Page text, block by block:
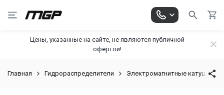
Цены, указанные на сайте, не являются публичной
офертой!
Главная Гидрораспределители Электромагнитные катушки